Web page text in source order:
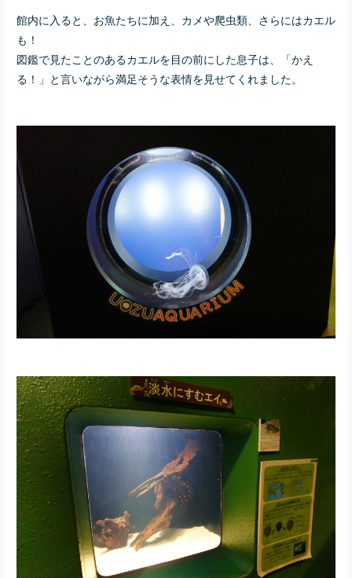
館内に入ると、お魚たちに加え、カメや爬虫類、さらにはカエル
も！
図鑑で見たことのあるカエルを目の前にした息子は、「かえ
る！」と言いながら満足そうな表情を見せてくれました。